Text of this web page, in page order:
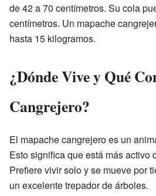
de 42 a 70 centímetros. Su cola
centímetros. Un mapache
hasta 15 kilogramos.
¿Dónde Vive y Qué
Cangrejero?
El mapache cangrejero es un
Esto significa que está más activo
Prefiere vivir solo y se mueve por
un excelente trepador de árboles.